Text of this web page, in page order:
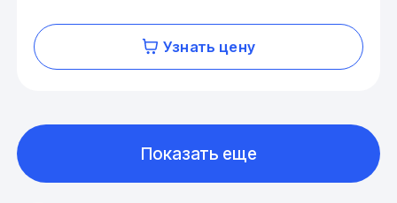
Узнать цену
Показать еще